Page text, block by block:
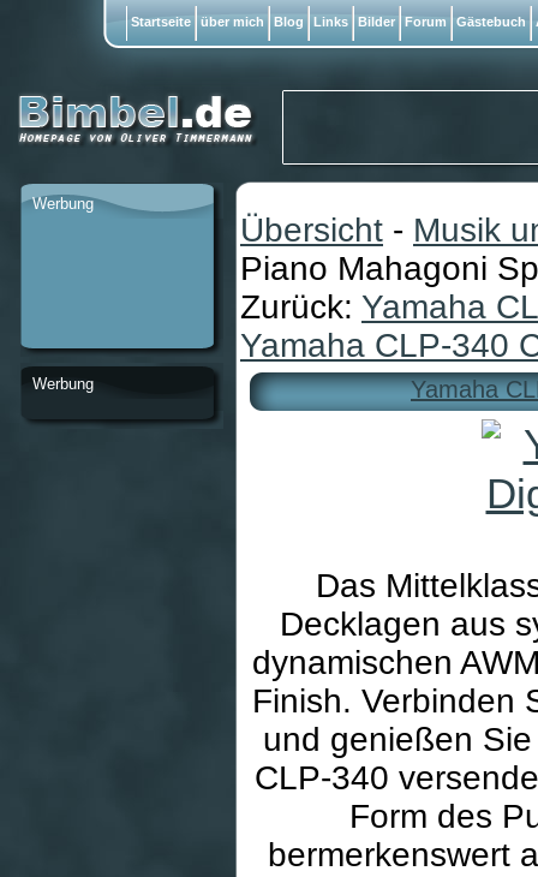
Übersicht - Musik
Piano Mahagoni
Zurück: Yamaha
Yamaha CLP-340
Yamaha
Das
Decklagen aus
dynamischen
Finish. Verbinden
und genießen
CLP-340
Form des
bermerkenswert
Werbung
Werbung
Startseite über mich Blog Links Bilder Forum Gästebuch